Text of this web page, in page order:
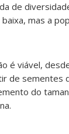
de
mas a
é viável,
de sementes
do